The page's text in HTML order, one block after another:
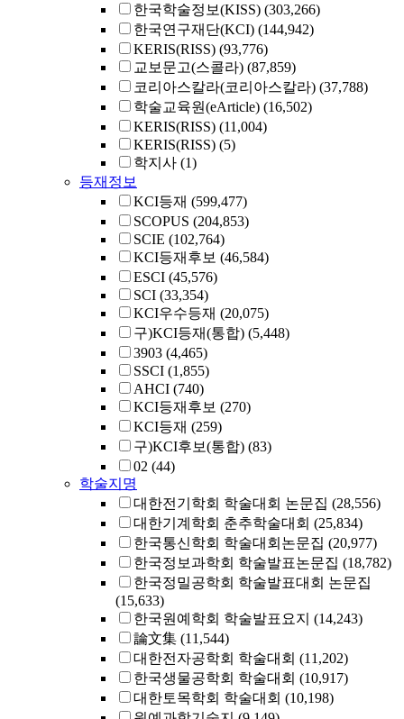
한국학술정보(KISS) (303,266)
한국연구재단(KCI) (144,942)
KERIS(RISS) (93,776)
교보문고(스콜라) (87,859)
코리아스칼라(코리아스칼라) (37,788)
학술교육원(eArticle) (16,502)
KERIS(RISS) (11,004)
KERIS(RISS) (5)
학지사 (1)
등재정보
KCI등재 (599,477)
SCOPUS (204,853)
SCIE (102,764)
KCI등재후보 (46,584)
ESCI (45,576)
SCI (33,354)
KCI우수등재 (20,075)
구)KCI등재(통합) (5,448)
3903 (4,465)
SSCI (1,855)
AHCI (740)
KCI등재후보 (270)
KCI등재 (259)
구)KCI후보(통합) (83)
02 (44)
학술지명
대한전기학회 학술대회 논문집 (28,556)
대한기계학회 춘추학술대회 (25,834)
한국통신학회 학술대회논문집 (20,977)
한국정보과학회 학술발표논문집 (18,782)
한국정밀공학회 학술발표대회 논문집
(15,633)
한국원예학회 학술발표요지 (14,243)
論文集 (11,544)
대한전자공학회 학술대회 (11,202)
한국생물공학회 학술대회 (10,917)
대한토목학회 학술대회 (10,198)